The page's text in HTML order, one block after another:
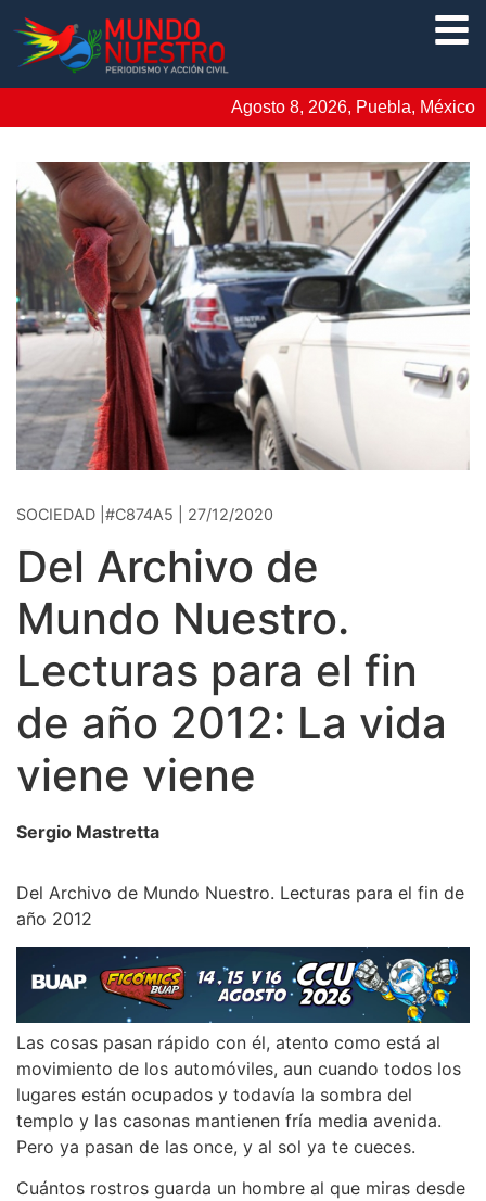
Agosto 8, 2026, Puebla, México
SOCIEDAD |#C874A5 | 27/12/2020
Del Archivo de
Mundo Nuestro.
Lecturas para el fin
de año 2012: La vida
viene viene
Sergio Mastretta
Del Archivo de Mundo Nuestro. Lecturas para el fin de
año 2012
Las cosas pasan rápido con él, atento como está al
movimiento de los automóviles, aun cuando todos los
lugares están ocupados y todavía la sombra del
templo y las casonas mantienen fría media avenida.
Pero ya pasan de las once, y al sol ya te cueces.
Cuántos rostros guarda un hombre al que miras desde